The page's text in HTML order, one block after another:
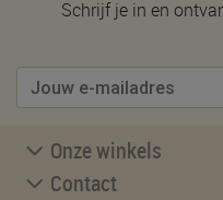
Schrijf je in en
Onze winkels
Contact